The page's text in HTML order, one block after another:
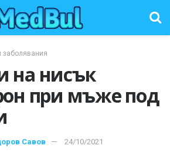
заболявания
на нисък
при мъже под
Савов 24/10/2021